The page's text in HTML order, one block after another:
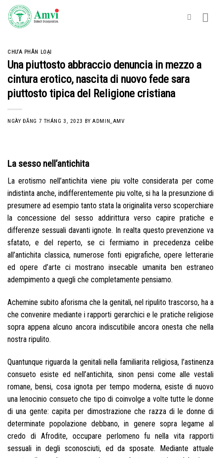
Skip
content
CHƯA PHÂN LOẠI
Una piuttosto abbraccio denuncia in mezzo a
cintura erotico, nascita di nuovo fede sara
piuttosto tipica del Religione cristiana
NGÀY ĐĂNG 7 THÁNG 3, 2023 BYADMIN_AMV
La sesso nell’antichita
La erotismo nell’antichita viene piu volte considerata per come
indistinta anche, indifferentemente piu volte, si ha la presunzione di
presumere ad esempio tanto stata la originalita verso scoperchiare
la concessione del sesso addirittura verso capire pratiche e
differenze sessuali davanti ignote. In realta questo prevenzione va
sfatato, e del reperto, se ci fermiamo in precedenza celibe
all’antichita classica, numerose fonti epigrafiche, opere letterarie
ed opere d’arte ci mostrano insecable umanita ben estraneo
adempimento a quegli che completamente pensiamo.
Achemine subito aforisma che la genitali, nel ripulito trascorso, ha a
che convenire mediante i rapporti gerarchici e le pratiche religiose
sopra appena alcuno ancora indiscutibile ancora onesta che nella
nostra ripulito.
Quantunque riguarda la genitali nella familiarita religiosa, l’astinenza
consueto esiste ed nell’antichita, sinon pensi come alle vestali
romane, bensi, cosa ignota per tempo moderna, esiste di nuovo
una lenocinio consueto che tipo di coinvolge a volte tutte le donne
di una gente: capita per dimostrazione che razza di le donne di
determinate popolazione debbano, in genere sopra legame al
credo di Afrodite, occupare perlomeno fu nella vita rapporti
sessuali in degli sconosciuti, ed da sposate. Mediante attuale